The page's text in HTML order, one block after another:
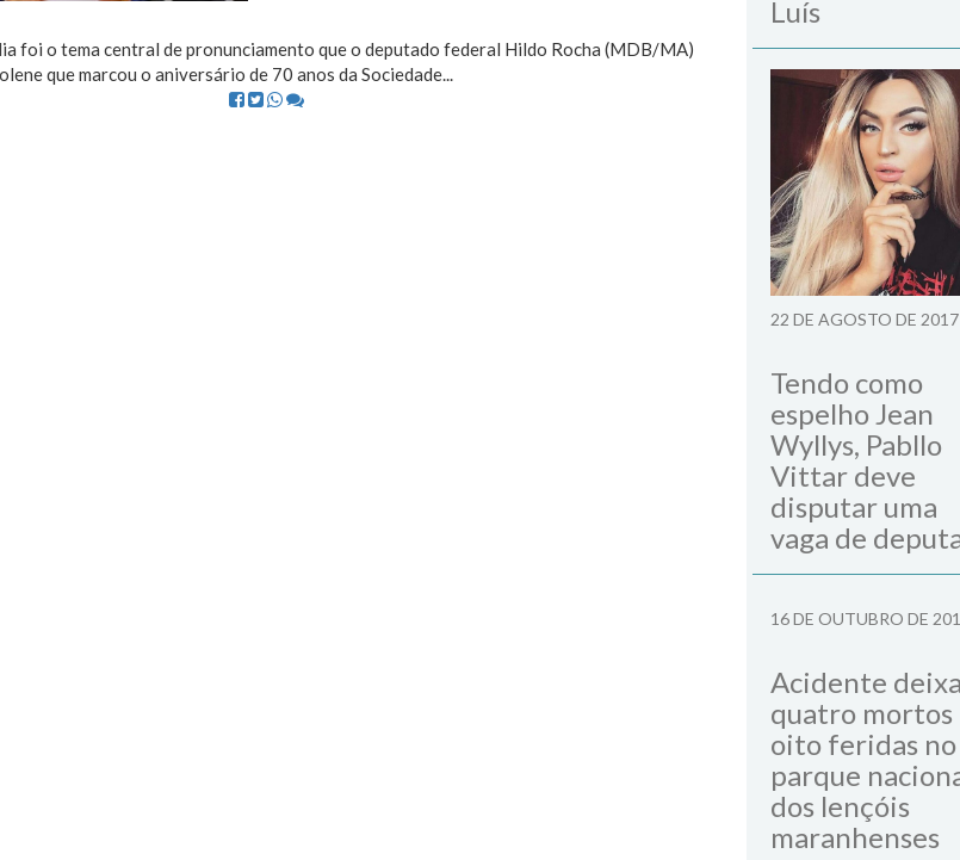
foi o tema central de pronunciamento que o deputado federal Hildo Rocha (MDB/MA)
que marcou o aniversário de 70 anos da Sociedade...
Luís
22 DE AGOSTO DE 2017
Tendo como
espelho Jean
Wyllys, Pabllo
Vittar deve
disputar uma
vaga de
16 DE OUTUBRO DE
Acidente
quatro mortos
oito feridas no
parque
dos lençóis
maranhenses